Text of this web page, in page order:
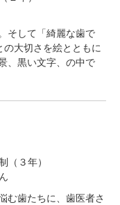
そして「綺麗な歯で
大切さを絵とともに
、黒い文字、の中で
（３年）
む歯たちに、歯医者さ